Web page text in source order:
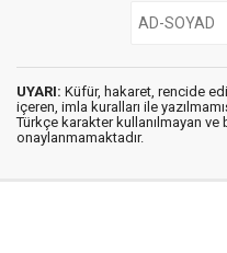
UYARI: Küfür, hakaret, rencide
içeren, imla kuralları ile
Türkçe karakter kullanılmayan ve
onaylanmamaktadır.